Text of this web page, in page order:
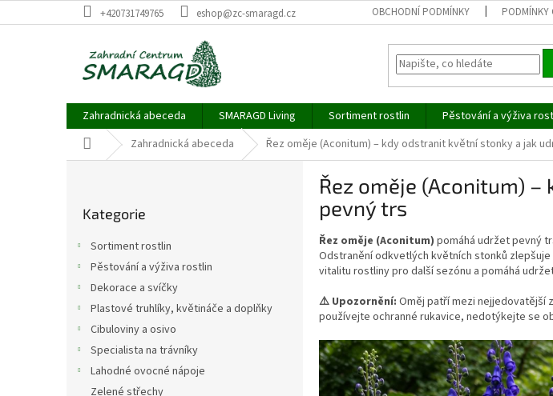
na
+420731749765 eshop@zc-smaragd.cz OBCHODNÍ PODMÍNKY PODMÍNKY
Zahradnická abeceda SMARAGD Living Sortiment rostlin Pěstování a výživa
Domů Zahradnická abeceda Řez oměje (Aconitum) – kdy odstranit květní stonky a jak
kategorie
Kategorie
Sortiment rostlin
Pěstování a výživa rostlin
Dekorace a svíčky
Plastové truhlíky, květináče a doplňky
Cibuloviny a osivo
Specialista na trávníky
Lahodné ovocné nápoje
Zelené střechy
Řez oměje (Aconitum)
pevný trs
Řez oměje (Aconitum) pomáhá udržet pevný
Odstranění odkvetlých květních stonků
vitalitu rostliny pro další sezónu a pomáhá
⚠️ Upozornění: Oměj patří mezi nejjedovatější
používejte ochranné rukavice, nedotýkejte se